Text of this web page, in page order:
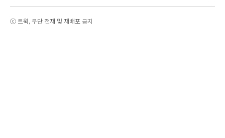
ⓒ 트윅, 무단 전재 및 재배포 금지